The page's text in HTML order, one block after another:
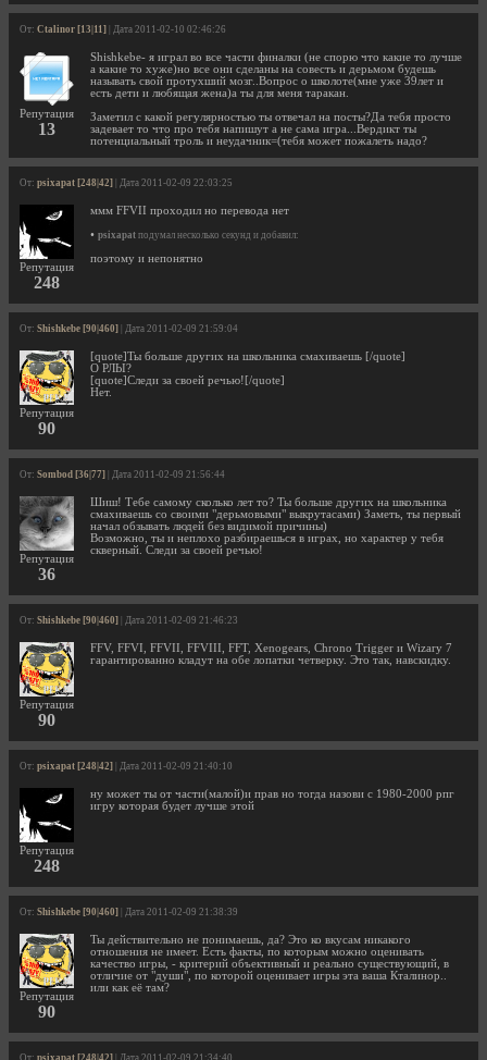
От: Ctalinor [13|11] | Дата 2011-02-10 02:46:26
Репутация
13
Shishkebe- я играл во все части финалки (не спорю что какие то лучше
а какие то хуже)но все они сделаны на совесть и дерьмом будешь
называть свой протухший мозг..Вопрос о школоте(мне уже 39лет и
есть дети и любящая жена)а ты для меня таракан.
Заметил с какой регулярностью ты отвечал на посты?Да тебя просто
задевает то что про тебя напишут а не сама игра...Вердикт ты
потенциальный троль и неудачник=(тебя может пожалеть надо?
От: psixapat [248|42] | Дата 2011-02-09 22:03:25
Репутация
248
ммм FFVII проходил но перевода нет
• psixapat подумал несколько секунд и добавил:
поэтому и непонятно
От: Shishkebe [90|460] | Дата 2011-02-09 21:59:04
Репутация
90
[quote]Ты больше других на школьника смахиваешь [/quote]
О РЛЫ?
[quote]Следи за своей речью![/quote]
Нет.
От: Sombod [36|77] | Дата 2011-02-09 21:56:44
Репутация
36
Шиш! Тебе самому сколько лет то? Ты больше других на школьника
смахиваешь со своими "дерьмовыми" выкрутасами) Заметь, ты первый
начал обзывать людей без видимой причины)
Возможно, ты и неплохо разбираешься в играх, но характер у тебя
скверный. Следи за своей речью!
От: Shishkebe [90|460] | Дата 2011-02-09 21:46:23
Репутация
90
FFV, FFVI, FFVII, FFVIII, FFT, Xenogears, Chrono Trigger и Wizary 7
гарантированно кладут на обе лопатки четверку. Это так, навскидку.
От: psixapat [248|42] | Дата 2011-02-09 21:40:10
Репутация
248
ну может ты от части(малой)и прав но тогда назови с 1980-2000 рпг
игру которая будет лучше этой
От: Shishkebe [90|460] | Дата 2011-02-09 21:38:39
Репутация
90
Ты действительно не понимаешь, да? Это ко вкусам никакого
отношения не имеет. Есть факты, по которым можно оценивать
качество игры, - критерий объективный и реально существующий, в
отличие от "души", по которой оценивает игры эта ваша Кталинор..
или как её там?
От: psixapat [248|42] | Дата 2011-02-09 21:34:40